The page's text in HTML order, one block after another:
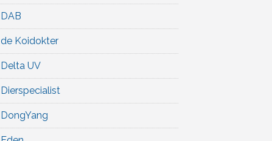
DAB
de Koidokter
Delta UV
Dierspecialist
DongYang